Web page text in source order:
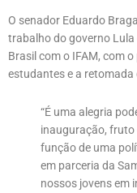
O senador Eduardo
trabalho do governo
Brasil com o IFAM, com
estudantes e a retomada
“É uma alegria
inauguração, fruto
função de uma
em parceria da
nossos jovens em